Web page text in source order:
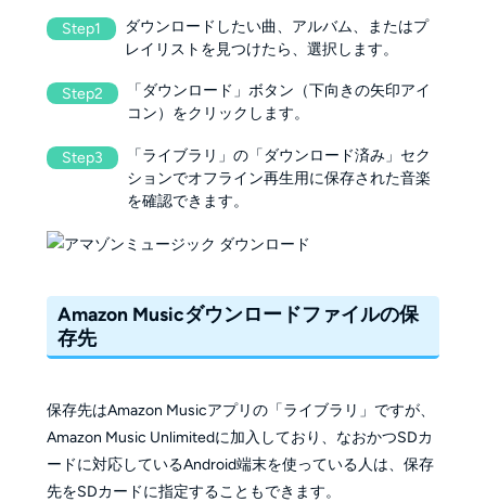
Step1
ダウンロードしたい曲、アルバム、またはプ
レイリストを見つけたら、選択します。
Step2
「ダウンロード」ボタン（下向きの矢印アイ
コン）をクリックします。
Step3
「ライブラリ」の「ダウンロード済み」セク
ションでオフライン再生用に保存された音楽
を確認できます。
Amazon Musicダウンロードファイルの保
存先
保存先はAmazon Musicアプリの「ライブラリ」ですが、
Amazon Music Unlimitedに加入しており、なおかつSDカ
ードに対応しているAndroid端末を使っている人は、保存
先をSDカードに指定することもできます。